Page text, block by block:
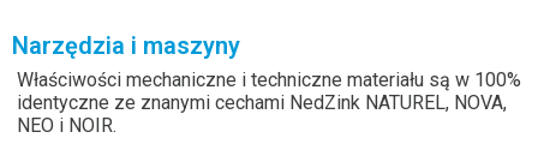
Narzędzia i maszyny
Właściwości mechaniczne i techniczne materiału są w 100%
identyczne ze znanymi cechami NedZink NATUREL, NOVA,
NEO i NOIR.